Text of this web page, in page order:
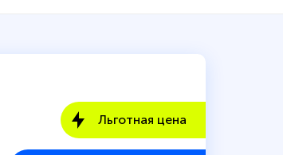
Льготная цена